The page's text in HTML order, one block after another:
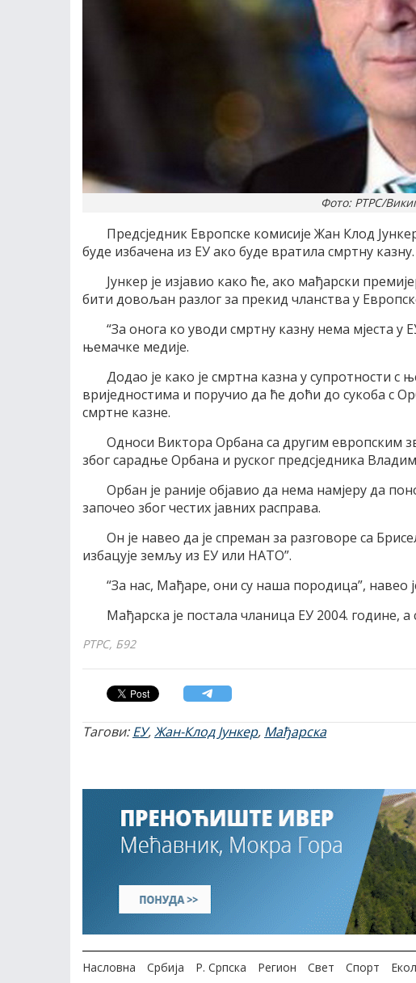
Фото: РТРС/
Предсједник Европске комисије Жан Клод
буде избачена из ЕУ ако буде вратила смртну казну.
Јункер је изјавио како ће, ако мађарски
бити довољан разлог за прекид чланства у
“За онога ко уводи смртну казну нема мјеста у
њемачке медије.
Додао је како је смртна казна у супротности
вриједностима и поручио да ће доћи до сукоба с
смртне казне.
Односи Виктора Орбана са другим европским
због сарадње Орбана и руског предсједника
Орбан је раније објавио да нема намјеру да
започео због честих јавних расправа.
Он је навео да је спреман за разговоре са
избацује земљу из ЕУ или НАТО”.
“За нас, Мађаре, они су наша породица”, навео
Мађарска је постала чланица ЕУ 2004. године, а
РТРС, Б92
Тагови:ЕУ,Жан-Клод Јункер, Мађарска
Насловна Србија Р. Српска Регион Свет Спорт